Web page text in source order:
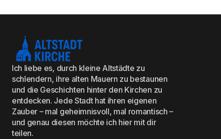
Ich liebe es, durch kleine Altstädte zu
schlendern, ihre alten Mauern zu bestaunen
und die Geschichten hinter den Kirchen zu
entdecken. Jede Stadt hat ihren eigenen
Zauber – mal geheimnisvoll, mal romantisch –
und genau diesen möchte ich hier mit dir
teilen.